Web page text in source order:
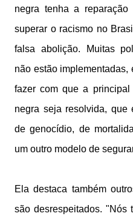
negra tenha a reparação
superar o racismo no
falsa abolição. Muitas
não estão implementadas,
fazer com que a
negra seja resolvida, que
de genocídio, de
um outro modelo de
Ela destaca também
são desrespeitados. "Nós